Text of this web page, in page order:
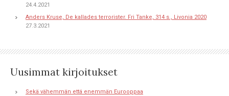
24.4.2021
Anders Kruse, De kallades terrorister. Fri Tanke, 314 s., Livonia 2020
27.3.2021
Uusimmat kirjoitukset
Sekä vähemmän että enemmän Eurooppaa